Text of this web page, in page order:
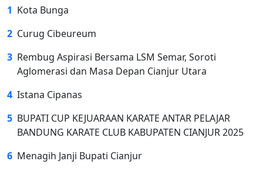
1 Kota Bunga
2 Curug Cibeureum
3 Rembug Aspirasi Bersama LSM Semar, Soroti
Aglomerasi dan Masa Depan Cianjur Utara
4 Istana Cipanas
5 BUPATI CUP KEJUARAAN KARATE ANTAR PELAJAR
BANDUNG KARATE CLUB KABUPATEN CIANJUR 2025
6 Menagih Janji Bupati Cianjur